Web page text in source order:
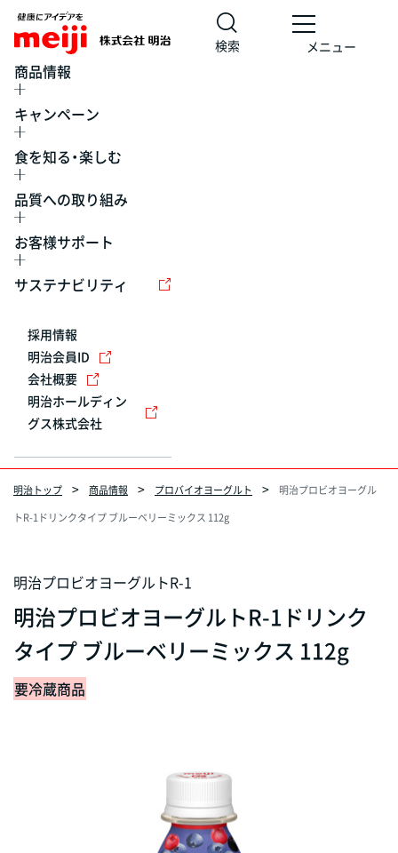
検索 メニュー
商品情報
キャンペーン
食を知る・楽しむ
品質への取り組み
お客様サポート
サステナビリティ
採用情報
明治会員ID
会社概要
明治ホールディン
グス株式会社
明治トップ 商品情報 プロバイオヨーグルト
明治プロビオヨーグル
トR-1ドリンクタイプ ブルーベリーミックス 112g
明治プロビオヨーグルトR-1
明治プロビオヨーグルトR-1ドリンク
タイプ ブルーベリーミックス 112g
要冷蔵商品